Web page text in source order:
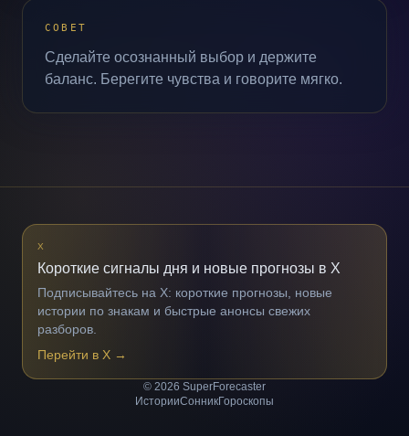
СОВЕТ
Сделайте осознанный выбор и держите
баланс. Берегите чувства и говорите мягко.
X
Короткие сигналы дня и новые прогнозы в X
Подписывайтесь на X: короткие прогнозы, новые
истории по знакам и быстрые анонсы свежих
разборов.
Перейти в X →
© 2026 SuperForecaster
ИсторииСонникГороскопы